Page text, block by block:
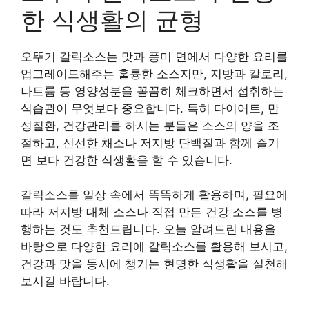
한 식생활의 균형
오뚜기 갈릭소스는 맛과 풍미 면에서 다양한 요리를
업그레이드해주는 훌륭한 소스지만, 지방과 칼로리,
나트륨 등 영양성분을 꼼꼼히 체크하면서 섭취하는
식습관이 무엇보다 중요합니다. 특히 다이어트, 만
성질환, 건강관리를 하시는 분들은 소스의 양을 조
절하고, 신선한 채소나 저지방 단백질과 함께 즐기
면 보다 건강한 식생활을 할 수 있습니다.
갈릭소스를 일상 속에서 똑똑하게 활용하며, 필요에
따라 저지방 대체 소스나 직접 만든 건강 소스를 병
행하는 것도 추천드립니다. 오늘 알려드린 내용을
바탕으로 다양한 요리에 갈릭소스를 활용해 보시고,
건강과 맛을 동시에 챙기는 현명한 식생활을 실천해
보시길 바랍니다.